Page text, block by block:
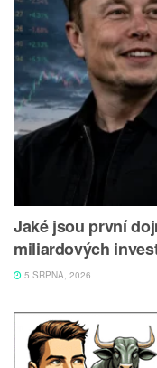
Jaké jsou první
miliardových
5 SRPNA, 2026